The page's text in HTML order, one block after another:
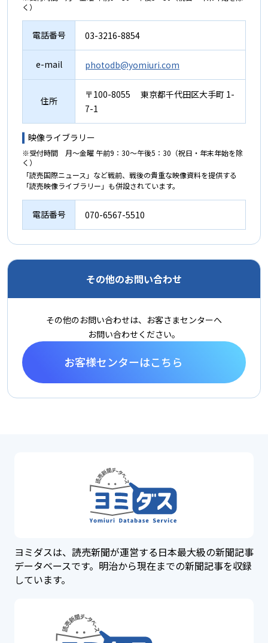
く）
電話番号 03-3216-8854
e-mail photodb@yomiuri.com
住所
〒100-8055 東京都千代田区大手町 1-
7-1
映像ライブラリー
※受付時間 月～金曜 午前9：30～午後5：30（祝日・年末年始を除
く）
「読売国際ニュース」など戦前、戦後の貴重な映像資料を提供する
「読売映像ライブラリー」も併設されています。
電話番号 070-6567-5510
その他のお問い合わせ
その他のお問い合わせは、お客さまセンターへ
お問い合わせください。
お客様センターはこちら
ヨミダスは、読売新聞が運営する日本最大級の新聞記事
データベースです。明治から現在までの新聞記事を収録
しています。